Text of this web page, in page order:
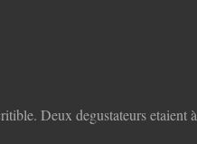
Deux degustateurs etaient à